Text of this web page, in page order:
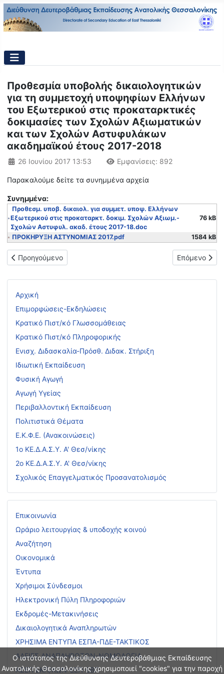
Ο ιστότοπος της Διεύθυνσης Δευτεροβάθμιας Εκπαίδευσης
Ανατολικής Θεσσαλονίκης χρησιμοποιεί "cookies" για την παροχή
Αρχική
Επιμορφώσεις-Εκδηλώσεις
Κρατικό Πιστ/κό Γλωσσομάθειας
Κρατικό Πιστ/κό Πληροφορικής
Ενισχ. Διδασκαλία-Πρόσθ. Διδακ. Στήριξη
Ιδιωτική Εκπαίδευση
Φυσική Αγωγή
Αγωγή Υγείας
Περιβαλλοντική Εκπαίδευση
Πολιτιστικά Θέματα
Ε.Κ.Φ.Ε. (Ανακοινώσεις)
1ο ΚΕ.Δ.Α.Σ.Υ. Α' Θεσ/νίκης
2ο ΚΕ.Δ.Α.Σ.Υ. Α' Θεσ/νίκης
Σχολικός Επαγγελματικός Προσανατολισμός
Επικοινωνία
Ωράριο λειτουργίας & υποδοχής κοινού
Αναζήτηση
Οικονομικά
Έντυπα
Χρήσιμοι Σύνδεσμοι
Ηλεκτρονική Πύλη Πληροφοριών
Εκδρομές-Μετακινήσεις
Δικαιολογητικά Αναπληρωτών
ΧΡΗΣΙΜΑ ΕΝΤΥΠΑ ΕΣΠΑ-ΠΔΕ-ΤΑΚΤΙΚΟΣ
ΑΔΕΙΕΣ ΑΝΑΠΛΗΡΩΤΩΝ-ΝΟΜΟΛΟΓΙΑ
ΑΣΕΠ ΕΚΠ/ΚΩΝ-ΕΕΠ-ΕΒΠ
Προθεσμία υποβολής δικαιολογητικών
για τη συμμετοχή υποψηφίων Ελλήνων
του Εξωτερικού στις προκαταρκτικές
δοκιμασίες των Σχολών Αξιωματικών
και των Σχολών Αστυφυλάκων
ακαδημαϊκού έτους 2017-2018
Λεπτομέρειες
26 Ιουνίου 2017 13:53 Εμφανίσεις: 892
Παρακαλούμε δείτε τα συνημμένα αρχεία
Συνημμένα:
Προθεσμ. υποβ. δικαιολ. για συμμετ. υποψ. Ελλήνων
Εξωτερικού στις προκαταρκτ. δοκιμ. Σχολών Αξιωμ.-
Σχολών Αστυφυλ. ακαδ. έτους 2017-18.doc
76 kB
ΠΡΟΚΗΡΥΞΗ ΑΣΤΥΝΟΜΙΑΣ 2017.pdf 1584 kB
Προηγούμενο άρθρο: Οδηγίες για την εισαγωγή στην
Προηγούμενο Επόμενο
Επόμενο